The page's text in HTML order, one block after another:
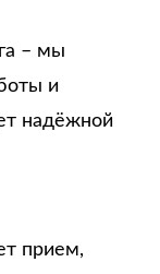
– мы
и
надёжной
прием,